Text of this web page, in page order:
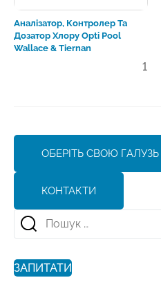
ЗАПИТАТИ
Аналізатор, Контролер Та
Дозатор Хлору Opti Pool
Wallace & Tiernan
1
ОБЕРІТЬ СВОЮ ГАЛУЗЬ
КОНТАКТИ